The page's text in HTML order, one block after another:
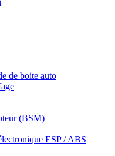
de boite auto
(BSM)
ESP / ABS